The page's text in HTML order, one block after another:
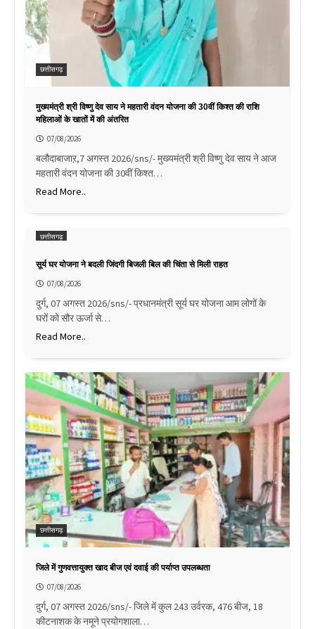
छत्तीसगढ़
मुख्यमंत्री श्री विष्णु देव साय ने महतारी वंदन योजना की 30वीं किश्त की राशि
महिलाओं के खातों में की अंतरित
07/08/2026
बलौदाबाजाऱ,7 अगस्त 2026/sns/- मुख्यमंत्री श्री विष्णु देव साय ने आज
महतारी वंदन योजना की 30वीं किश्त…
Read More..
छत्तीसगढ़
सूर्य घर योजना ने बदली जिंदगी बिजली बिल की चिंता से मिली राहत
07/08/2026
दुर्ग, 07 अगस्त 2026/sns/- प्रधानमंत्री सूर्य घर योजना आम लोगों के
घरों को सौर ऊर्जा से…
Read More..
छत्तीसगढ़
जिले में गुणवत्तायुक्त खाद बीज एवं दवाई की पर्याप्त उपलब्धता
07/08/2026
दुर्ग, 07 अगस्त 2026/sns/- जिले में कुल 243 उर्वरक, 476 बीज, 18
कीटनाशक के नमूने प्रयोगशाला…